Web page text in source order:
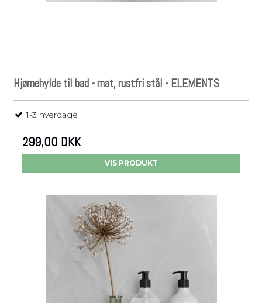
Hjørnehylde til bad - mat, rustfri stål - ELEMENTS
1-3 hverdage
299,00 DKK
VIS PRODUKT